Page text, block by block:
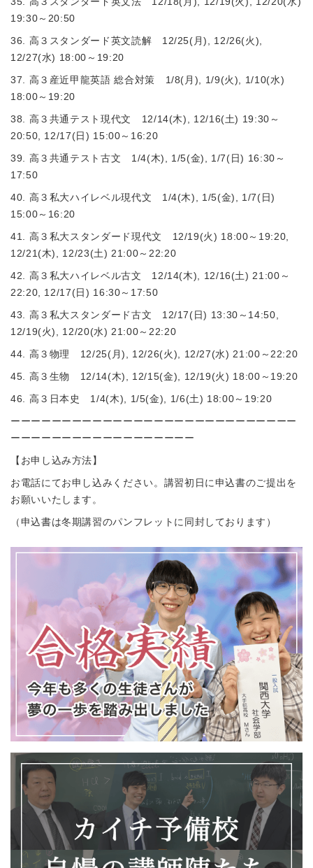
19:30～20:50
36. 高３スタンダード英文読解 12/25(月), 12/26(火),
12/27(水) 18:00～19:20
37. 高３産近甲龍英語 総合対策 1/8(月), 1/9(火), 1/10(水)
18:00～19:20
38. 高３共通テスト現代文 12/14(木), 12/16(土) 19:30～
20:50, 12/17(日) 15:00～16:20
39. 高３共通テスト古文 1/4(木), 1/5(金), 1/7(日) 16:30～
17:50
40. 高３私大ハイレベル現代文 1/4(木), 1/5(金), 1/7(日)
15:00～16:20
41. 高３私大スタンダード現代文 12/19(火) 18:00～19:20,
12/21(木), 12/23(土) 21:00～22:20
42. 高３私大ハイレベル古文 12/14(木), 12/16(土) 21:00～
22:20, 12/17(日) 16:30～17:50
43. 高３私大スタンダード古文 12/17(日) 13:30～14:50,
12/19(火), 12/20(水) 21:00～22:20
44. 高３物理 12/25(月), 12/26(火), 12/27(水) 21:00～22:20
45. 高３生物 12/14(木), 12/15(金), 12/19(火) 18:00～19:20
46. 高３日本史 1/4(木), 1/5(金), 1/6(土) 18:00～19:20
ーーーーーーーーーーーーーーーーーーーーーーーーーーーー
ーーーーーーーーーーーーーーーーーー
【お申し込み方法】
お電話にてお申し込みください。講習初日に申込書のご提出を
お願いいたします。
（申込書は冬期講習のパンフレットに同封しております）